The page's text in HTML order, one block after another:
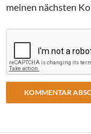
meinen nächsten